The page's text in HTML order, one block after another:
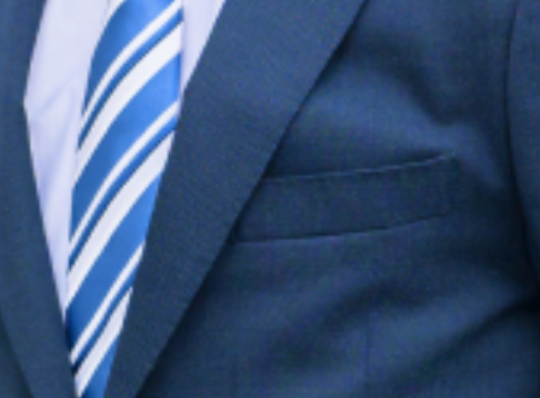
技術系領域
公共系領域
金融系領域